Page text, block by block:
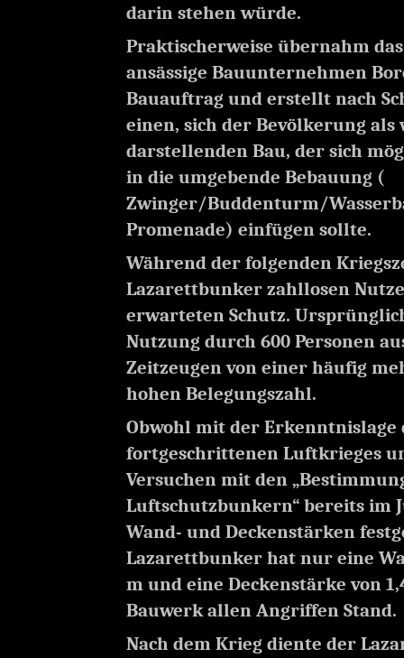
darin stehen würde.
Praktischerweise übernahm
ansässige Bauunternehmen
Bauauftrag und erstellt nach
einen, sich der Bevölkerung als
darstellenden Bau, der sich
in die umgebende Bebauung (
Zwinger/Buddenturm/
Promenade) einfügen sollte.
Während der folgenden
Lazarettbunker zahllosen
erwarteten Schutz.
Nutzung durch 600 Personen
Zeitzeugen von einer häufig
hohen Belegungszahl.
Obwohl mit der Erkenntnislage
fortgeschrittenen Luftkrieges
Versuchen mit den
Luftschutzbunkern“ bereits im
Wand- und Deckenstärken
Lazarettbunker hat nur eine
m und eine Deckenstärke von
Bauwerk allen Angriffen Stand.
Nach dem Krieg diente der